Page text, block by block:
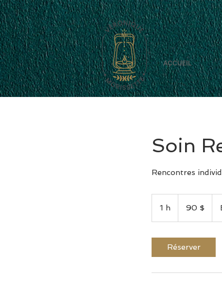
ACCUEIL
Soin
Rencontres
1 h 90 $
Réserver